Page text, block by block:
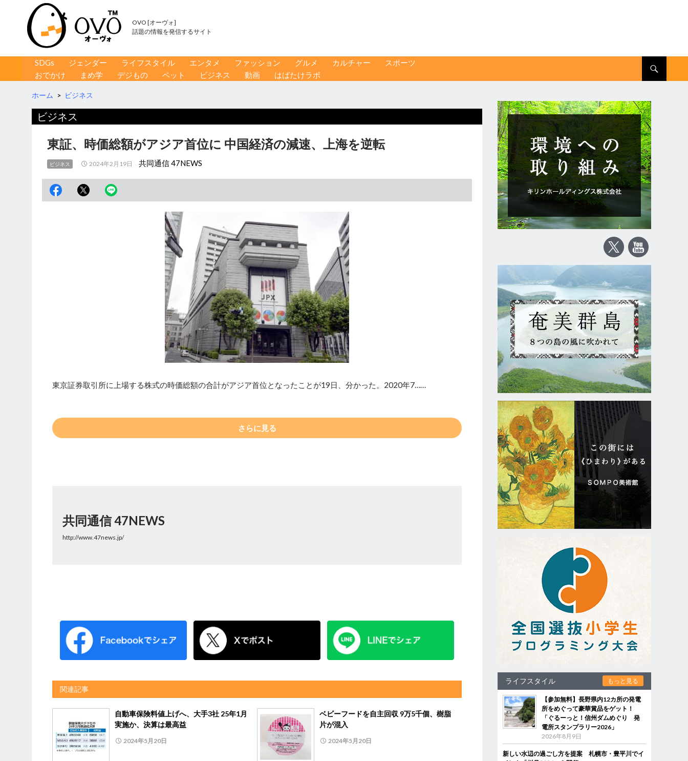
OVO [オーヴォ]
話題の情報を発信するサイト
コンテンツへ移動
SDGs ジェンダー ライフスタイル エンタメ ファッション グルメ カルチャー
スポーツ
おでかけ
まめ学 デジもの ペット ビジネス 動画 はばたけラボ
ホーム > ビジネス
ビジネス
東証、時価総額がアジア首位に 中国経済の減速、上海を逆転
ビジネス 2024年2月19日 共同通信 47NEWS
東京証券取引所に上場する株式の時価総額の合計がアジア首位となったことが19日、分かった。2020年7……
さらに見る
共同通信 47NEWS
http://www.47news.jp/
関連記事
自動車保険料値上げへ、大手3社 25年1月
実施か、決算は最高益
2024年5月20日
ベビーフードを自主回収 9万5千個、樹脂
片が混入
2024年5月20日
ライフスタイル もっと見る
【参加無料】長野県内12カ所の発電
所をめぐって豪華賞品をゲット！
「ぐるーっと！信州ダムめぐり 発
電所スタンプラリー2026」
2026年8月9日
新しい水辺の過ごし方を提案 札幌市・豊平川でイ